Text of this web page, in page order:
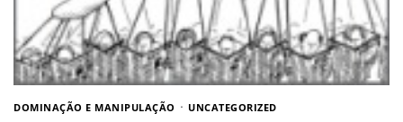
DOMINAÇÃO E MANIPULAÇÃO UNCATEGORIZED